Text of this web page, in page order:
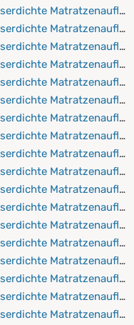
cm
cm
cm
cm
cm
cm
cm
cm
cm
cm
cm
cm
cm
cm
cm
cm
cm
cm